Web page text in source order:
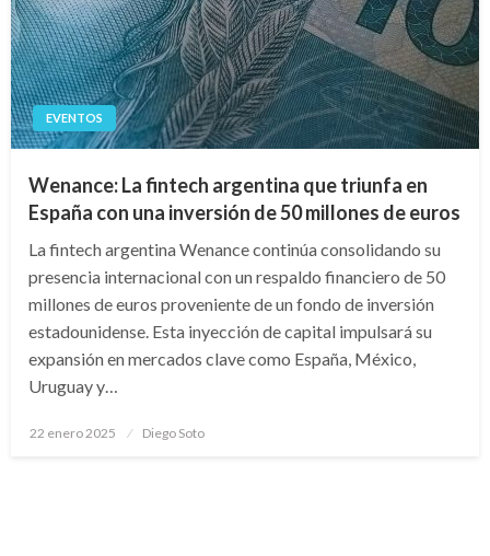
EVENTOS
Wenance: La fintech argentina que triunfa en
España con una inversión de 50 millones de euros
La fintech argentina Wenance continúa consolidando su
presencia internacional con un respaldo financiero de 50
millones de euros proveniente de un fondo de inversión
estadounidense. Esta inyección de capital impulsará su
expansión en mercados clave como España, México,
Uruguay y…
Publicado
22 enero 2025 Diego Soto